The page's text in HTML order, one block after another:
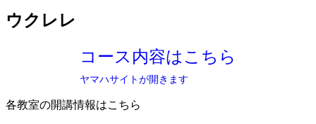
ウクレレ
コース内容はこちら
ヤマハサイトが開きます
各教室の開講情報はこちら